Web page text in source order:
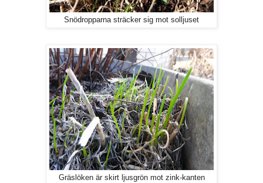
Snödropparna sträcker sig mot solljuset
Gräslöken är skirt ljusgrön mot zink-kanten